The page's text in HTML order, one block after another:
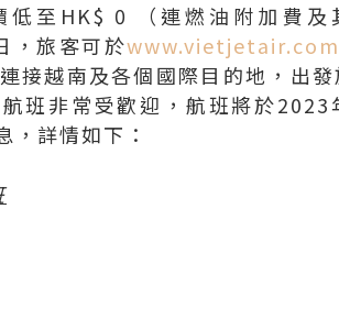
至HK$ 0 （連燃油附加費及
，旅客可於www.vietjetair.com
接越南及各個國際目的地，出
班非常受歡迎，航班將於2023
，詳情如下：